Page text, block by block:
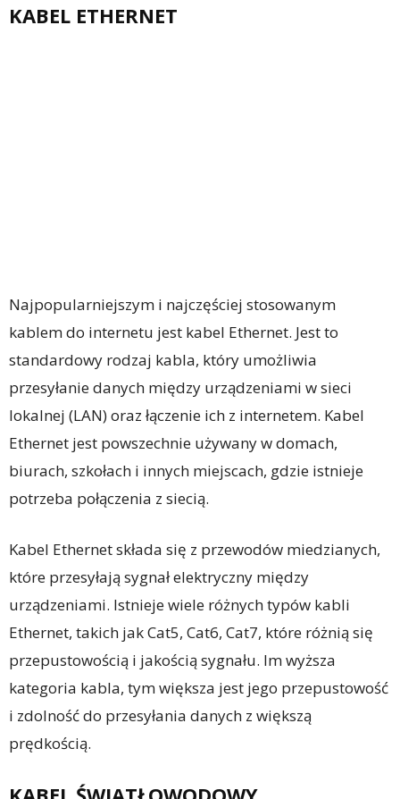
KABEL ETHERNET
Najpopularniejszym i najczęściej stosowanym
kablem do internetu jest kabel Ethernet. Jest to
standardowy rodzaj kabla, który umożliwia
przesyłanie danych między urządzeniami w sieci
lokalnej (LAN) oraz łączenie ich z internetem. Kabel
Ethernet jest powszechnie używany w domach,
biurach, szkołach i innych miejscach, gdzie istnieje
potrzeba połączenia z siecią.
Kabel Ethernet składa się z przewodów miedzianych,
które przesyłają sygnał elektryczny między
urządzeniami. Istnieje wiele różnych typów kabli
Ethernet, takich jak Cat5, Cat6, Cat7, które różnią się
przepustowością i jakością sygnału. Im wyższa
kategoria kabla, tym większa jest jego przepustowość
i zdolność do przesyłania danych z większą
prędkością.